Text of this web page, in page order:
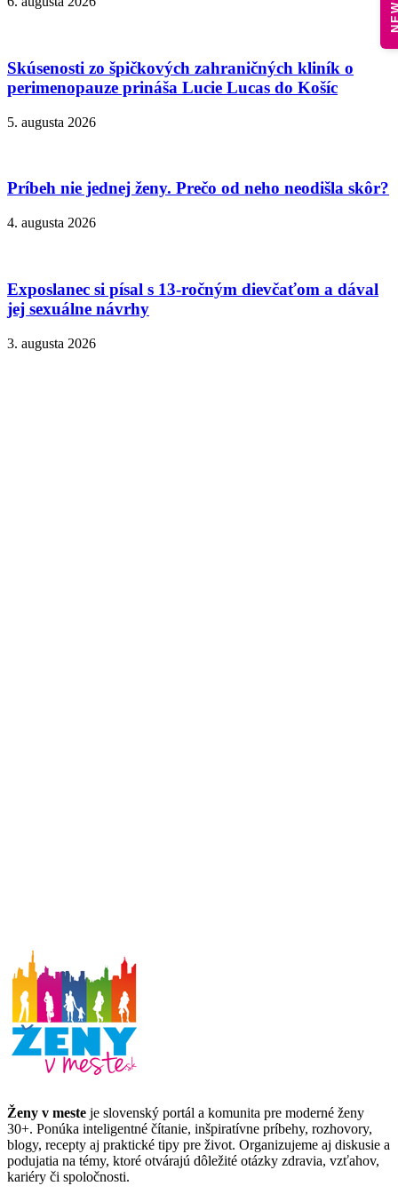
Skúsenosti zo špičkových zahraničných kliník o
perimenopauze prináša Lucie Lucas do Košíc
5. augusta 2026
Príbeh nie jednej ženy. Prečo od neho neodišla skôr?
4. augusta 2026
Exposlanec si písal s 13-ročným dievčaťom a dával
jej sexuálne návrhy
3. augusta 2026
Ženy v meste je slovenský portál a komunita pre moderné ženy
30+. Ponúka inteligentné čítanie, inšpiratívne príbehy, rozhovory,
blogy, recepty aj praktické tipy pre život. Organizujeme aj diskusie a
podujatia na témy, ktoré otvárajú dôležité otázky zdravia, vzťahov,
kariéry či spoločnosti.